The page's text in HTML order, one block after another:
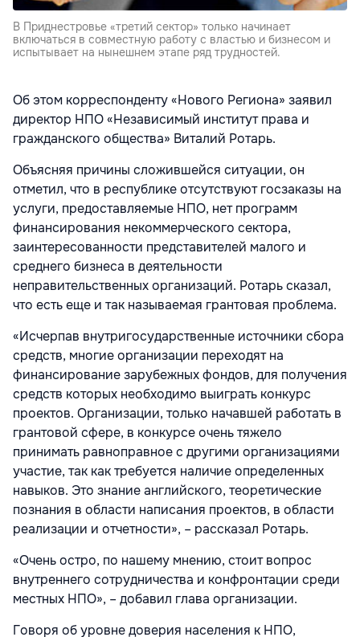
В Приднестровье «третий сектор» только начинает
включаться в совместную работу с властью и бизнесом и
испытывает на нынешнем этапе ряд трудностей.
Об этом корреспонденту «Нового Региона» заявил
директор НПО «Независимый институт права и
гражданского общества» Виталий Ротарь.
Объясняя причины сложившейся ситуации, он
отметил, что в республике отсутствуют госзаказы на
услуги, предоставляемые НПО, нет программ
финансирования некоммерческого сектора,
заинтересованности представителей малого и
среднего бизнеса в деятельности
неправительственных организаций. Ротарь сказал,
что есть еще и так называемая грантовая проблема.
«Исчерпав внутригосударственные источники сбора
средств, многие организации переходят на
финансирование зарубежных фондов, для получения
средств которых необходимо выиграть конкурс
проектов. Организации, только начавшей работать в
грантовой сфере, в конкурсе очень тяжело
принимать равноправное с другими организациями
участие, так как требуется наличие определенных
навыков. Это знание английского, теоретические
познания в области написания проектов, в области
реализации и отчетности», – рассказал Ротарь.
«Очень остро, по нашему мнению, стоит вопрос
внутреннего сотрудничества и конфронтации среди
местных НПО», – добавил глава организации.
Говоря об уровне доверия населения к НПО,